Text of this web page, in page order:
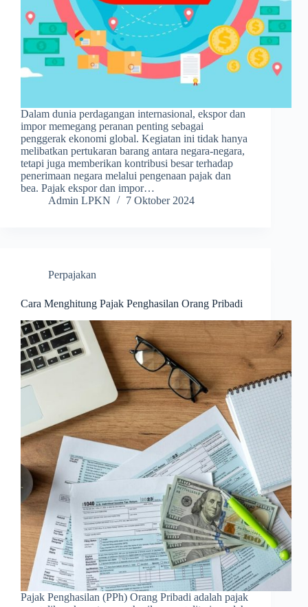
Dalam dunia perdagangan internasional, ekspor dan
impor memegang peranan penting sebagai
penggerak ekonomi global. Kegiatan ini tidak hanya
melibatkan pertukaran barang antara negara-negara,
tetapi juga memberikan kontribusi besar terhadap
penerimaan negara melalui pengenaan pajak dan
bea. Pajak ekspor dan impor…
Admin LPKN
7 Oktober 2024
Perpajakan
Cara Menghitung Pajak Penghasilan Orang Pribadi
Pajak Penghasilan (PPh) Orang Pribadi adalah pajak